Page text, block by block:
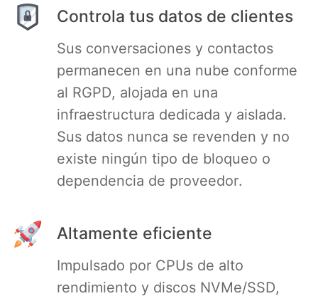
Controla tus datos de clientes
Sus conversaciones y contactos
permanecen en una nube conforme
al RGPD, alojada en una
infraestructura dedicada y aislada.
Sus datos nunca se revenden y no
existe ningún tipo de bloqueo o
dependencia de proveedor.
Altamente eficiente
Impulsado por CPUs de alto
rendimiento y discos NVMe/SSD,